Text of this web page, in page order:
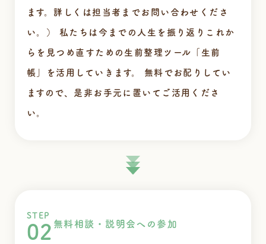
ます。詳しくは担当者までお問い合わせくださ
い。） 私たちは今までの人生を振り返りこれか
らを見つめ直すための生前整理ツール「生前
帳」を活用していきます。 無料でお配りしてい
ますので、是非お手元に置いてご活用くださ
い。
STEP
02 無料相談・説明会への参加